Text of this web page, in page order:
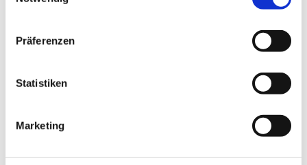
Präferenzen
Statistiken
Marketing